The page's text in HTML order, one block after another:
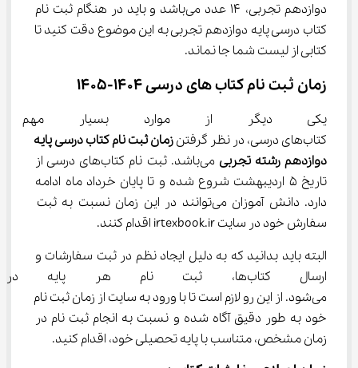
دوازدهم تجربی، ۱۴ عدد می‌باشد و باید در هنگام ثبت نام
کتاب درسی پایه دوازدهم تجربی به این موضوع دقت کنید تا
کتابی از لیست شما جا نماند.
زمان ثبت نام کتاب ‌های درسی 1404-1405
یکی دیگر از موارد بسیار
کتاب‌های درسی، در نظر گرفتن
زمان ثبت نام کتاب درسیپایه
دوازدهم رشته تجربی
می‌باشد. ثبت نام کتاب‌های درسی از
تاریخ ۵ اردیبهشت شروع شده و تا پایان خرداد ماه ادامه
دارد. دانش آموزان می‌توانند در این زمان نسبت به ثبت
سفارش خود در سایت irtexbook.ir اقدام کنند.
البته باید بدانید که به دلیل ایجاد نظم در ثبت سفارشات و
ارسال کتاب‌ها، ثبت نام هر
می‌شود. از این رو لازم است تا با ورود به سایت از زمان ثبت نام
خود به طور دقیق آگاه شده و نسبت به انجام ثبت نام در
زمان مشخص، متناسب با پایه تحصیلی خود، اقدام کنید.